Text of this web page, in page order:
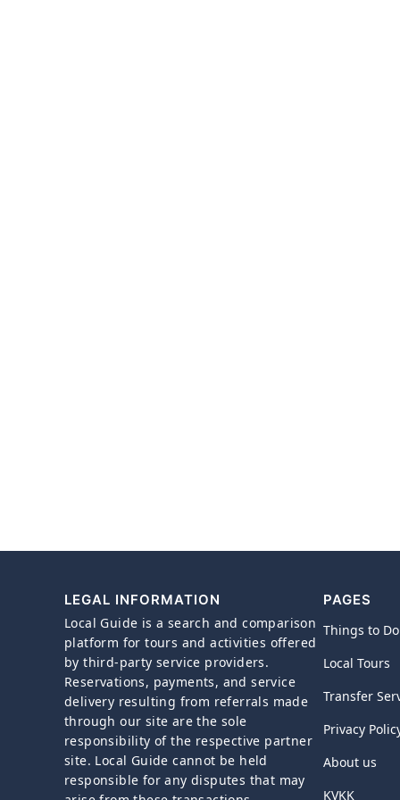
LEGAL INFORMATION
Local Guide is a search and comparison
platform for tours and activities offered
by third-party service providers.
Reservations, payments, and service
delivery resulting from referrals made
through our site are the sole
responsibility of the respective partner
site. Local Guide cannot be held
responsible for any disputes that may
PAGES
Things to Do
Local Tours
Transfer
Privacy
About us
KVKK